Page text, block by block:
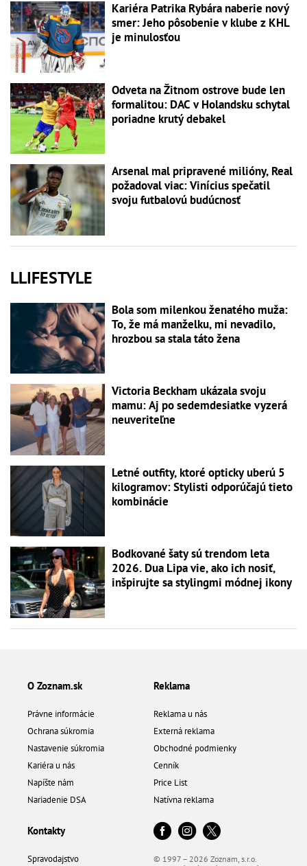
Kariéra Patrika Rybára naberie nový
smer: Jeho pôsobenie v klube z KHL
je minulosťou
Odveta na Žitnom ostrove bude len
formalitou: DAC v Holandsku schytal
poriadne krutý debakel
Arsenal mal pripravené milióny, Real
požadoval viac: Vinícius spečatil
svoju futbalovú budúcnosť
LLIFESTYLE
Bola som milenkou ženatého muža:
To, že má manželku, mi nevadilo,
hrozbou sa stala táto žena
Victoria Beckham ukázala svoju
mamu: Aj po sedemdesiatke vyzerá
neuveriteľne
Letné outfity, ktoré opticky uberú 5
kilogramov: Stylisti odporúčajú tieto
kombinácie
Bodkované šaty sú trendom leta
2026. Dua Lipa vie, ako ich nosiť,
inšpirujte sa stylingmi módnej ikony
O Zoznam.sk
Právne informácie
Ochrana súkromia
Nastavenie súkromia
Kariéra u nás
Napíšte nám
Nariadenie DSA
Reklama
Reklama u nás
Externá reklama
Obchodné podmienky
Cenník
Price List
Natívna reklama
Kontakty
Spravodajstvo © 1997 – 2026 Zoznam, s.r.o.